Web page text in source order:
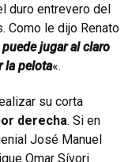
duro entrevero del
Como le dijo Renato
jugar al claro
la pelota«.
su corta
derecha. Si en
José Manuel
Omar Sívori